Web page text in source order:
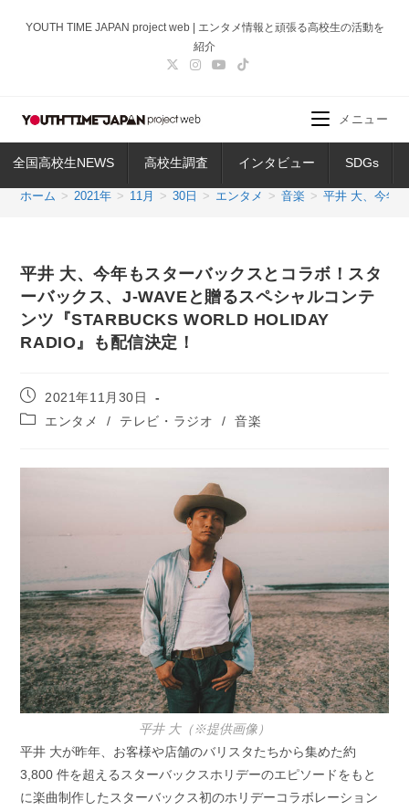
ス
ッ
YOUTH TIME JAPAN project web | エンタメ情報と頑張る高校生の活動を
紹介
全国高校生NEWS 高校生調査 インタビュー SDGs
メニュー
ホーム > 2021年 > 11月 > 30日 > エンタメ > 音楽 > 平井 大、今年
平井 大、今年もスターバックスとコラボ！スタ
ーバックス、J-WAVEと贈るスペシャルコンテ
ンツ『STARBUCKS WORLD HOLIDAY
RADIO』も配信決定！
投
稿
公
2021年11月30日
投
テ
エンタメ / テレビ・ラジオ / 音楽
平井 大（※提供画像）
平井 大が昨年、お客様や店舗のバリスタたちから集めた約
3,800 件を超えるスターバックスホリデーのエピソードをもと
に楽曲制作したスターバックス初のホリデーコラボレーション